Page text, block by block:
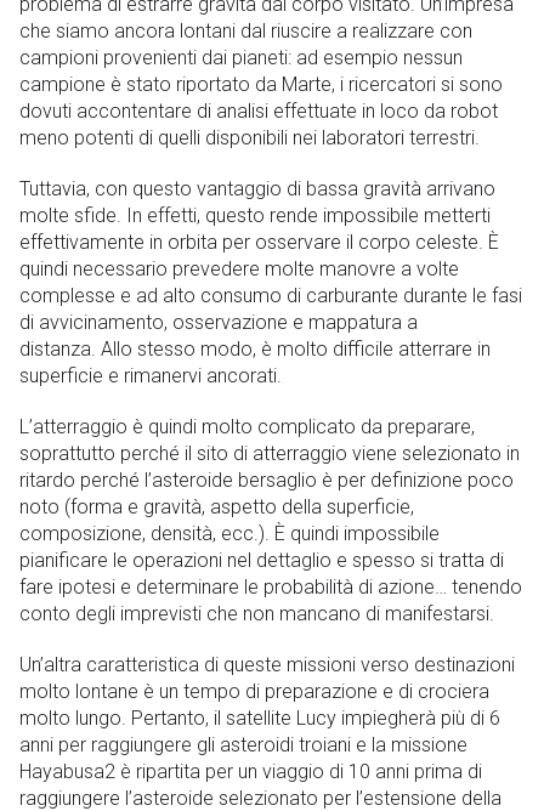
che siamo ancora lontani dal riuscire a realizzare con
campioni provenienti dai pianeti: ad esempio nessun
campione è stato riportato da Marte, i ricercatori si sono
dovuti accontentare di analisi effettuate in loco da robot
meno potenti di quelli disponibili nei laboratori terrestri.
Tuttavia, con questo vantaggio di bassa gravità arrivano
molte sfide. In effetti, questo rende impossibile metterti
effettivamente in orbita per osservare il corpo celeste. È
quindi necessario prevedere molte manovre a volte
complesse e ad alto consumo di carburante durante le fasi
di avvicinamento, osservazione e mappatura a
distanza. Allo stesso modo, è molto difficile atterrare in
superficie e rimanervi ancorati.
L’atterraggio è quindi molto complicato da preparare,
soprattutto perché il sito di atterraggio viene selezionato in
ritardo perché l’asteroide bersaglio è per definizione poco
noto (forma e gravità, aspetto della superficie,
composizione, densità, ecc.). È quindi impossibile
pianificare le operazioni nel dettaglio e spesso si tratta di
fare ipotesi e determinare le probabilità di azione… tenendo
conto degli imprevisti che non mancano di manifestarsi.
Un’altra caratteristica di queste missioni verso destinazioni
molto lontane è un tempo di preparazione e di crociera
molto lungo. Pertanto, il satellite Lucy impiegherà più di 6
anni per raggiungere gli asteroidi troiani e la missione
Hayabusa2 è ripartita per un viaggio di 10 anni prima di
raggiungere l’asteroide selezionato per l’estensione della